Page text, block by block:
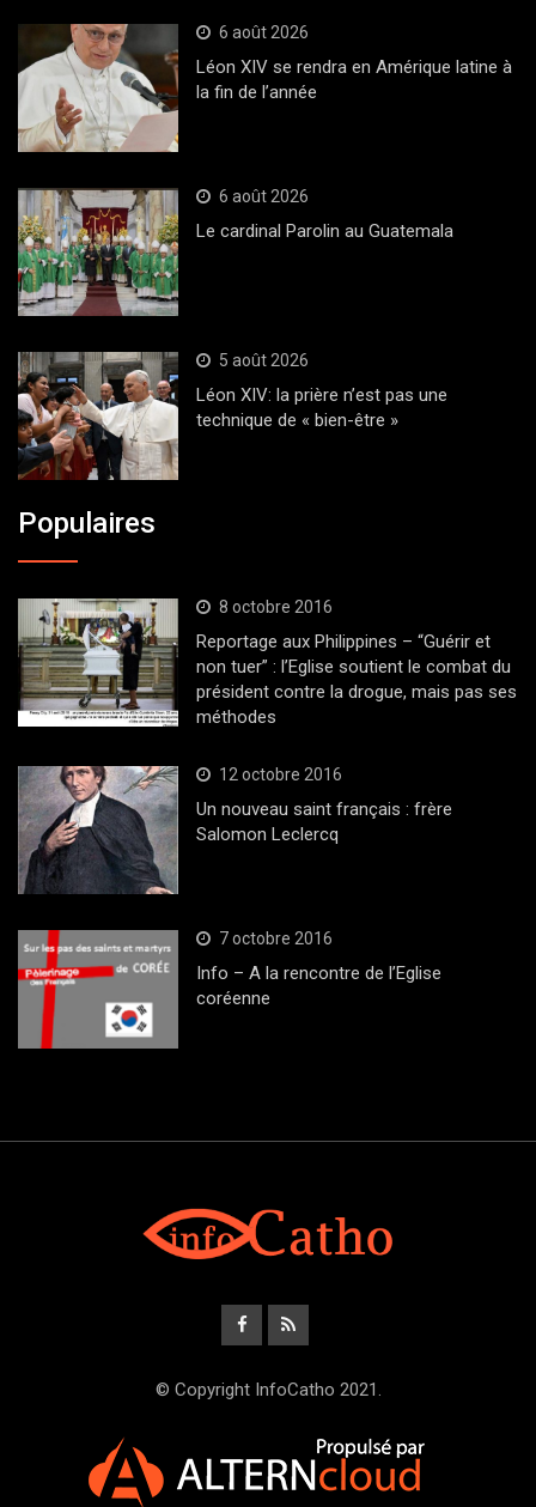
6 août 2026
Léon XIV se rendra en Amérique latine à
la fin de l’année
6 août 2026
Le cardinal Parolin au Guatemala
5 août 2026
Léon XIV: la prière n’est pas une
technique de « bien-être »
Populaires
8 octobre 2016
Reportage aux Philippines – “Guérir et
non tuer” : l’Eglise soutient le combat du
président contre la drogue, mais pas ses
méthodes
12 octobre 2016
Un nouveau saint français : frère
Salomon Leclercq
7 octobre 2016
Info – A la rencontre de l’Eglise
coréenne
© Copyright InfoCatho 2021.